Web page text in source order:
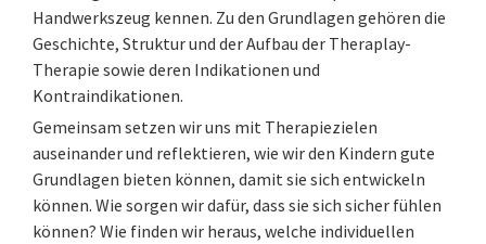
Handwerkszeug kennen. Zu den Grundlagen gehören die
Geschichte, Struktur und der Aufbau der Theraplay-
Therapie sowie deren Indikationen und
Kontraindikationen.
Gemeinsam setzen wir uns mit Therapiezielen
auseinander und reflektieren, wie wir den Kindern gute
Grundlagen bieten können, damit sie sich entwickeln
können. Wie sorgen wir dafür, dass sie sich sicher fühlen
können? Wie finden wir heraus, welche individuellen